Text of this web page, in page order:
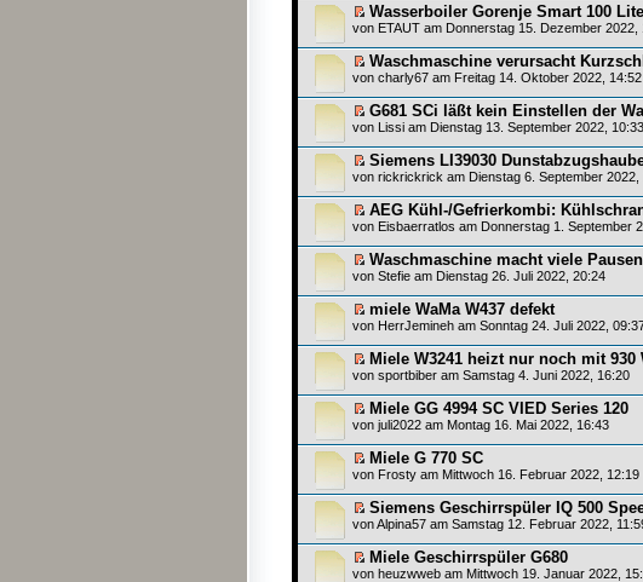
Wasserboiler Gorenje Smart 100
von ETAUT am Donnerstag 15. Dezember 2022,
Waschmaschine verursacht
von charly67 am Freitag 14. Oktober 2022, 14:52
G681 SCi läßt kein Einstellen der
von Lissi am Dienstag 13. September 2022, 10:33
Siemens LI39030
von rickrickrick am Dienstag 6. September 2022,
AEG Kühl-/Gefrierkombi:
von Eisbaerratlos am Donnerstag 1. September
Waschmaschine macht viele
von Stefie am Dienstag 26. Juli 2022, 20:24
miele WaMa W437 defekt
von HerrJemineh am Sonntag 24. Juli 2022,
Miele W3241 heizt nur noch mit 930
von sportbiber am Samstag 4. Juni 2022, 16:20
Miele GG 4994 SC VIED Series 120
von juli2022 am Montag 16. Mai 2022, 16:43
Miele G 770 SC
von Frosty am Mittwoch 16. Februar 2022, 12:19
Siemens Geschirrspüler IQ 500
vonAlpina57 am Samstag 12. Februar 2022,
Miele Geschirrspüler G680
von heuzwweb am Mittwoch 19. Januar 2022,